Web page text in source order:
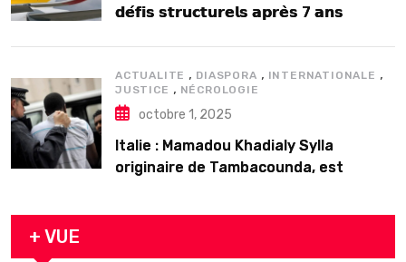
𝗱𝗲́𝗳𝗶𝘀 𝘀𝘁𝗿𝘂𝗰𝘁𝘂𝗿𝗲𝗹𝘀 𝗮𝗽𝗿𝗲̀𝘀 7 𝗮𝗻𝘀
ACTUALITE , DIASPORA , INTERNATIONALE ,
JUSTICE , NÉCROLOGIE
octobre 1, 2025
Italie : Mamadou Khadialy Sylla
originaire de Tambacounda, est
arrestation
+ VUE